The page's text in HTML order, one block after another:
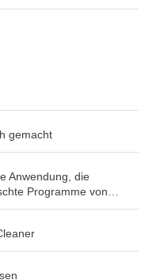
gemacht
Anwendung, die
Programme von
Häkchen bei nicht
bei den Klicks und macht